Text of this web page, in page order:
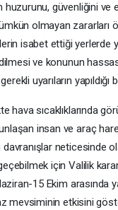
huzurunu, güvenliğini ve
olmayan zararları
isabet ettiği yerlerde
ve konunun
uyarıların yapıldığı
hava sıcaklıklarında
insan ve araç
neticesinde
için Valilik
15 Ekim arasında
mevsiminin etkisini